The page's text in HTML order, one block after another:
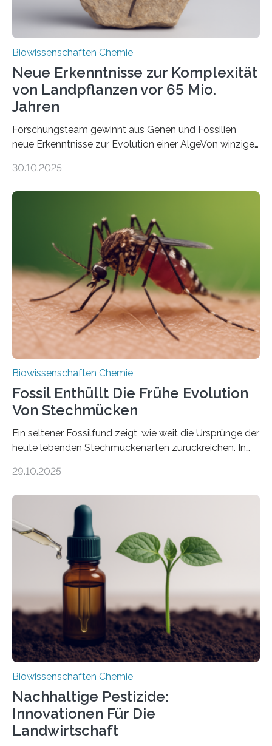
Biowissenschaften Chemie
Neue Erkenntnisse zur Komplexität
von Landpflanzen vor 65 Mio.
Jahren
Forschungsteam gewinnt aus Genen und Fossilien
neue Erkenntnisse zur Evolution einer AlgeVon winzigen
Landpflanzen zählen zu den komplexesten
Grünalgen, die vor Hunderten von Millionen Jahren
lebten. Unter den Vorfahren sticht eine Gruppe heraus,
die noch heute in der Natur vorkommt: die
Süßwasseralge Coleochaetophyceae. Einige Arten
dieser Gruppe bilden aus Zellfäden dichte Geflechte
mit scheibenförmiger Gestalt. Was auffällig ist: Die
nächsten…
30.10.2025
Biowissenschaften Chemie
Fossil Enthüllt Die Frühe Evolution
Von Stechmücken
Ein seltener Fossilfund zeigt, wie weit die Ursprünge der
heute lebenden Stechmückenarten zurückreichen. In
Forschende die bisher älteste bekannte Stechmücken-
Region Kachin in Myanmar und hat sich in
ausgezeichnetem Zustand erhalten. Es konnte als neue
Art einer neuen Gattung beschrieben werden und trägt
nun den Namen Cretosabethes primaevus. Dieser erste
fossile Nachweis einer Stechmückenlarve in Bernstein
stellt gleichzeitig den ersten Fossilfund einer
Mückenlarve aus dem Mesozoikum dar, denn…
29.10.2025
Biowissenschaften Chemie
Nachhaltige Pestizide:
Innovationen Für Die
Landwirtschaft